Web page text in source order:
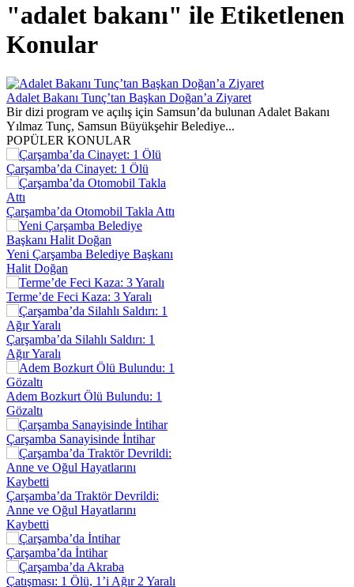
"adalet bakanı" ile Etiketlenen
Konular
Adalet Bakanı Tunç’tan Başkan Doğan’a Ziyaret
Bir dizi program ve açılış için Samsun’da bulunan Adalet Bakanı
Yılmaz Tunç, Samsun Büyükşehir Belediye...
POPÜLER KONULAR
Çarşamba’da Cinayet: 1 Ölü
Çarşamba’da Otomobil Takla Attı
Yeni Çarşamba Belediye Başkanı
Halit Doğan
Terme’de Feci Kaza: 3 Yaralı
Çarşamba’da Silahlı Saldırı: 1
Ağır Yaralı
Adem Bozkurt Ölü Bulundu: 1
Gözaltı
Çarşamba Sanayisinde İntihar
Çarşamba’da Traktör Devrildi:
Anne ve Oğul Hayatlarını
Kaybetti
Çarşamba’da İntihar